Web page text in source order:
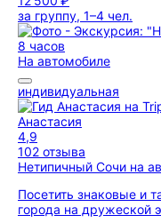
за группу, 1–4 чел.
8 часов
На автомобиле
индивидуальная
Анастасия
4,9
102 отзыва
Нетипичный Сочи на
Посетить знаковые и
города на дружеской